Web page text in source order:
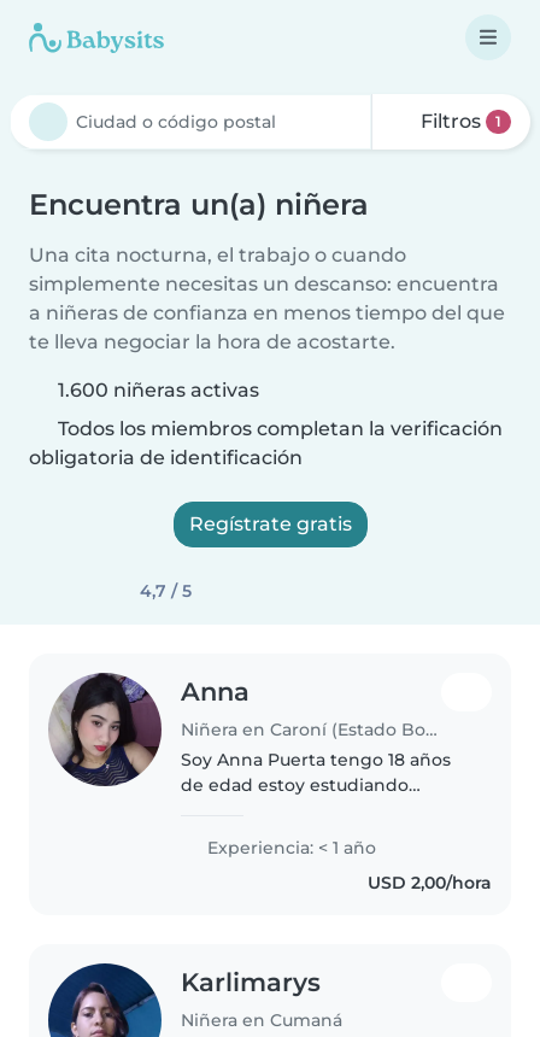
Filtros 1
Encuentra un(a) niñera
Una cita nocturna, el trabajo o cuando
simplemente necesitas un descanso: encuentra
a niñeras de confianza en menos tiempo del que
te lleva negociar la hora de acostarte.
1.600 niñeras activas
Todos los miembros completan la verificación
obligatoria de identificación
Regístrate gratis
4,7 / 5
Anna
Niñera en Caroní (Estado Bolívar)
Soy Anna Puerta tengo 18 años
de edad estoy estudiando
orquesta soy un poco penosa
pero con los niños tengo un
buen desempeño me encanta
Experiencia: < 1 año
USD 2,00/hora
Karlimarys
Niñera en Cumaná